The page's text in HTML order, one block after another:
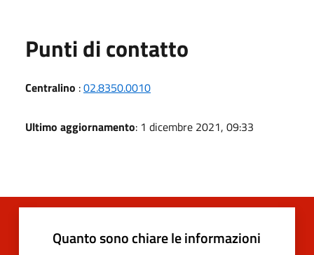
Punti di contatto
Centralino :02.8350.0010
Ultimo aggiornamento: 1 dicembre 2021, 09:33
Quanto sono chiare le informazioni